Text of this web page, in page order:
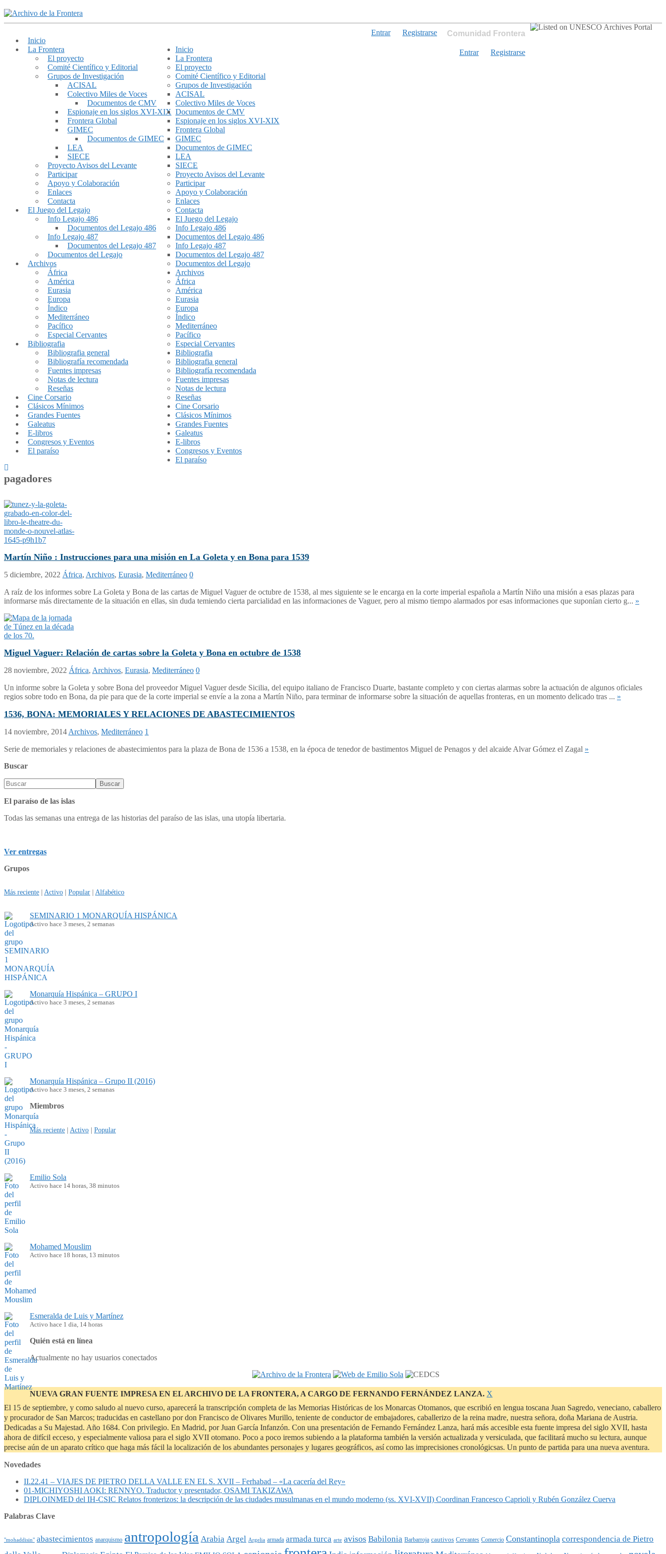
Comunidad Frontera
Entrar Registrarse
Inicio
La Frontera
El proyecto
Comité Científico y Editorial
Grupos de Investigación
ACISAL
Colectivo Miles de Voces
Documentos de CMV
Espionaje en los siglos XVI-XIX
Frontera Global
GIMEC
Documentos de GIMEC
LEA
SIECE
Proyecto Avisos del Levante
Participar
Apoyo y Colaboración
Enlaces
Contacta
El Juego del Legajo
Info Legajo 486
Documentos del Legajo 486
Info Legajo 487
Documentos del Legajo 487
Documentos del Legajo
Archivos
África
América
Eurasia
Europa
Índico
Mediterráneo
Pacífico
Especial Cervantes
Bibliografia
Bibliografia general
Bibliografía recomendada
Fuentes impresas
Notas de lectura
Reseñas
Cine Corsario
Clásicos Mínimos
Grandes Fuentes
Galeatus
E-libros
Congresos y Eventos
El paraíso
Entrar
Registrarse
Inicio
La Frontera
El proyecto
Comité Científico y Editorial
Grupos de Investigación
ACISAL
Colectivo Miles de Voces
Documentos de CMV
Espionaje en los siglos XVI-XIX
Frontera Global
GIMEC
Documentos de GIMEC
LEA
SIECE
Proyecto Avisos del Levante
Participar
Apoyo y Colaboración
Enlaces
Contacta
El Juego del Legajo
Info Legajo 486
Documentos del Legajo 486
Info Legajo 487
Documentos del Legajo 487
Documentos del Legajo
Archivos
África
América
Eurasia
Europa
Índico
Mediterráneo
Pacífico
Especial Cervantes
Bibliografia
Bibliografia general
Bibliografía recomendada
Fuentes impresas
Notas de lectura
Reseñas
Cine Corsario
Clásicos Mínimos
Grandes Fuentes
Galeatus
E-libros
Congresos y Eventos
El paraíso
pagadores
Martín Niño : Instrucciones para una misión en La Goleta y en Bona para 1539
5 diciembre, 2022 África, Archivos, Eurasia, Mediterráneo 0
A raíz de los informes sobre La Goleta y Bona de las cartas de Miguel Vaguer de octubre de 1538, al mes siguiente se le encarga en la corte imperial española a Martín Niño una misión a esas plazas para
informarse más directamente de la situación en ellas, sin duda temiendo cierta parcialidad en las informaciones de Vaguer, pero al mismo tiempo alarmados por esas informaciones que suponían cierto g... »
Miguel Vaguer: Relación de cartas sobre la Goleta y Bona en octubre de 1538
28 noviembre, 2022 África, Archivos, Eurasia, Mediterráneo 0
Un informe sobre la Goleta y sobre Bona del proveedor Miguel Vaguer desde Sicilia, del equipo italiano de Francisco Duarte, bastante completo y con ciertas alarmas sobre la actuación de algunos oficiales
regios sobre todo en Bona, da pie para que de la corte imperial se envíe a la zona a Martín Niño, para terminar de informarse sobre la situación de aquellas fronteras, en un momento delicado tras ... »
1536, BONA: MEMORIALES Y RELACIONES DE ABASTECIMIENTOS
14 noviembre, 2014 Archivos, Mediterráneo 1
Serie de memoriales y relaciones de abastecimientos para la plaza de Bona de 1536 a 1538, en la época de tenedor de bastimentos Miguel de Penagos y del alcaide Alvar Gómez el Zagal »
Buscar
El paraíso de las islas
Todas las semanas una entrega de las historias del paraíso de las islas, una utopía libertaria.
Ver entregas
Grupos
Más reciente | Activo | Popular | Alfabético
SEMINARIO 1 MONARQUÍA HISPÁNICA
Activo hace 3 meses, 2 semanas
Monarquía Hispánica – GRUPO I
Activo hace 3 meses, 2 semanas
Monarquía Hispánica – Grupo II (2016)
Activo hace 3 meses, 2 semanas
Miembros
Más reciente | Activo | Popular
Emilio Sola
Activo hace 14 horas, 38 minutos
Mohamed Mouslim
Activo hace 18 horas, 13 minutos
Esmeralda de Luis y Martínez
Activo hace 1 dia, 14 horas
Quién está en línea
Actualmente no hay usuarios conectados
NUEVA GRAN FUENTE IMPRESA EN EL ARCHIVO DE LA FRONTERA, A CARGO DE FERNANDO FERNÁNDEZ LANZA. Descartar
aviso
Χ
El 15 de septiembre, y como saludo al nuevo curso, aparecerá la transcripción completa de las Memorias Históricas de los Monarcas Otomanos, que escribió en lengua toscana Juan Sagredo, veneciano, caballero
y procurador de San Marcos; traducidas en castellano por don Francisco de Olivares Murillo, teniente de conductor de embajadores, caballerizo de la reina madre, nuestra señora, doña Mariana de Austria.
Dedicadas a Su Majestad. Año 1684. Con privilegio. En Madrid, por Juan García Infanzón. Con una presentación de Fernando Fernández Lanza, hará más accesible esta fuente impresa del siglo XVII, hasta
ahora de difícil ecceso, y especialmente valiosa para el siglo XVII otomano. Poco a poco iremos subiendo a la plataforma también la versión actualizada y versiculada, que facilitará mucho su lectura, aunque
precise aún de un aparato crítico que haga más fácil la localización de los abundantes personajes y lugares geográficos, así como las imprecisiones cronológicsas. Un punto de partida para una nueva aventura.
Novedades
II.22.41 – VIAJES DE PIETRO DELLA VALLE EN EL S. XVII – Ferhabad – «La cacería del Rey»
01-MICHIYOSHI AOKI: RENNYO. Traductor y presentador, OSAMI TAKIZAWA
DIPLOINMED del IH-CSIC Relatos fronterizos: la descripción de las ciudades musulmanas en el mundo moderno (ss. XVI-XVII) Coordinan Francesco Caprioli y Rubén González Cuerva
Palabras Clave
"mohaddisin" abastecimientos anarquismo antropología Arabia Argel Argelia armada armada turca arte avisos Babilonia Barbarroja cautivos Cervantes Comercio Constantinopla correspondencia de Pietro